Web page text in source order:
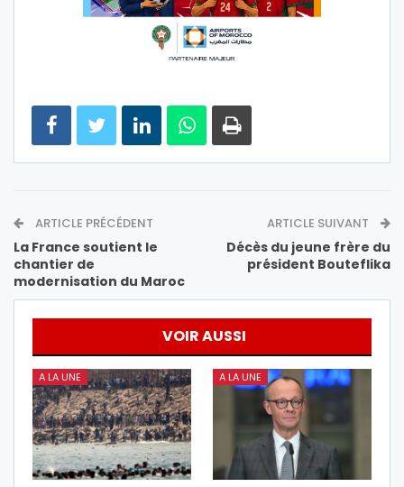
ARTICLE PRÉCÉDENT
La France soutient le
chantier de
modernisation du Maroc
ARTICLE SUIVANT
Décès du jeune frère du
président Bouteflika
VOIR AUSSI
A LA UNE A LA UNE